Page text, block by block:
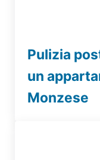
Pulizia
un
Monzese